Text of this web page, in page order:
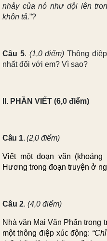
nhảy của nó như dội lên
khôn tả.”?
Câu 5. (1,0 điểm) Thông
nhất đối với em? Vì sao?
II. PHẦN VIẾT (6,0 điểm)
Câu 1.(2,0 điểm)
Viết một đoạn văn (khoảng
Hương trong đoạn truyện ở
Câu 2. (4,0 điểm)
Nhà văn Mai Văn Phấn trong
một thông điệp xúc động: